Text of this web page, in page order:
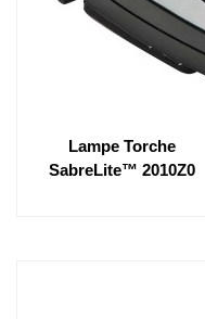
Lampe Torche
SabreLite™ 2010Z0